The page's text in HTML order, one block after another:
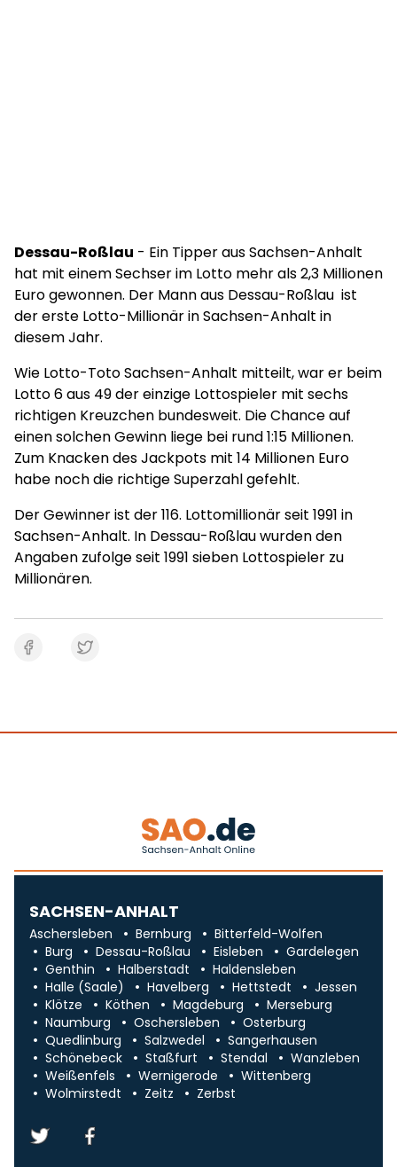
Dessau-Roßlau - Ein Tipper aus Sachsen-Anhalt
hat mit einem Sechser im Lotto mehr als 2,3 Millionen
Euro gewonnen. Der Mann aus Dessau-Roßlau ist
der erste Lotto-Millionär in Sachsen-Anhalt in
diesem Jahr.
Wie Lotto-Toto Sachsen-Anhalt mitteilt, war er beim
Lotto 6 aus 49 der einzige Lottospieler mit sechs
richtigen Kreuzchen bundesweit. Die Chance auf
einen solchen Gewinn liege bei rund 1:15 Millionen.
Zum Knacken des Jackpots mit 14 Millionen Euro
habe noch die richtige Superzahl gefehlt.
Der Gewinner ist der 116. Lottomillionär seit 1991 in
Sachsen-Anhalt. In Dessau-Roßlau wurden den
Angaben zufolge seit 1991 sieben Lottospieler zu
Millionären.
SACHSEN-ANHALT
Aschersleben Bernburg
Bitterfeld-Wolfen
Burg
Dessau-Roßlau Eisleben
Gardelegen
Genthin
Halberstadt
Haldensleben
Halle (Saale)
Havelberg Hettstedt
Jessen
Klötze
Köthen Magdeburg
Merseburg
Naumburg
Oschersleben
Osterburg
Quedlinburg
Salzwedel
Sangerhausen
Schönebeck
Staßfurt Stendal
Wanzleben
Weißenfels
Wernigerode
Wittenberg
Wolmirstedt
Zeitz Zerbst